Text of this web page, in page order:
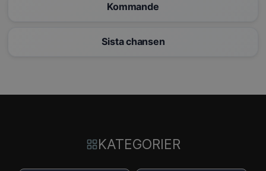
Kommande
Sista chansen
KATEGORIER